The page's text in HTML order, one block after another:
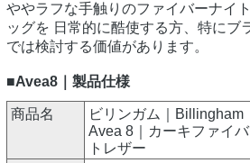
ややラフな手触りのファイバーナイ
ッグを 日常的に酷使する方、特にブ
では検討する価値があります。
■Avea8｜製品仕様
商品名
ビリンガム｜
Avea 8｜カーキファイ
トレザー